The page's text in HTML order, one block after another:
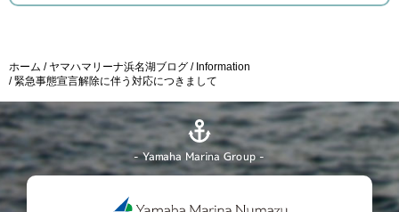
ホーム ヤマハマリーナ浜名湖ブログ
Information
緊急事態宣言解除に伴う対応につきまして
- Yamaha Marina Group -